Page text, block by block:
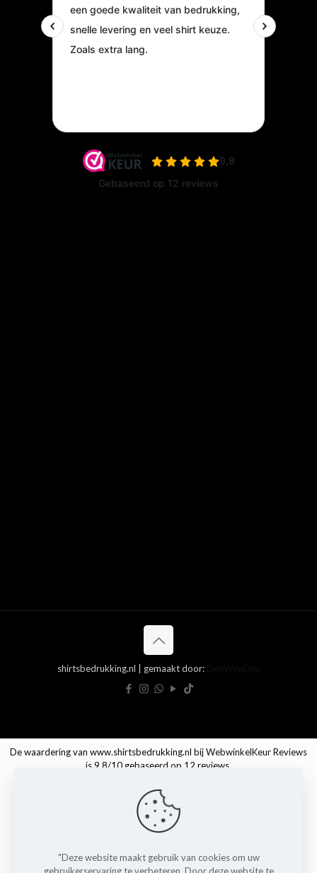
shirtsbedrukking.nl | gemaakt door:
"Deze website maakt gebruik van cookies om uw
De waardering van www.shirtsbedrukking.nl bijWebwinkelKeur Reviews
is 9.8/10 gebaseerd op 12 reviews.